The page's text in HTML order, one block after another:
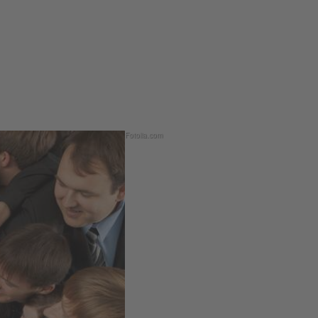
Fotolia.com